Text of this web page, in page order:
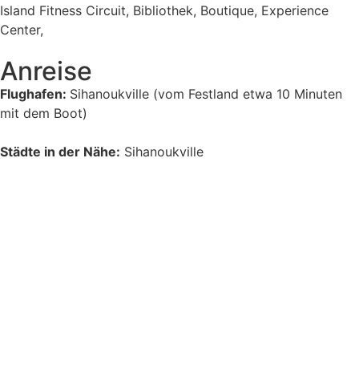
Island Fitness Circuit, Bibliothek, Boutique, Experience
Center,
Anreise
Flughafen: Sihanoukville (vom Festland etwa 10 Minuten
mit dem Boot)
Städte in der Nähe: Sihanoukville